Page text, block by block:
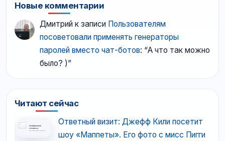
Новые комментарии
Дмитрий к записи Пользователям
посоветовали применять генераторы
паролей вместо чат-ботов: “А что так можно
было? )”
Читают сейчас
Ответный визит: Джефф Кили посетит
шоу «Маппеты». Его фото с мисс Пигги